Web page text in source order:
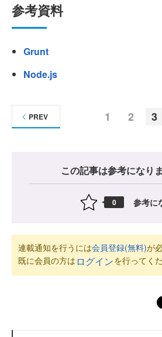
参考資料
Grunt
Node.js
1 2 3
PREV
この記事は参考になり
0 参考に
連載通知を行うには会員登録(無料)が
既に会員の方は ログインを行ってくだ